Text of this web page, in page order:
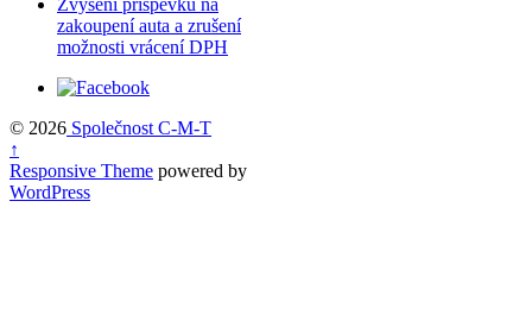
Zvýšení příspěvku na
zakoupení auta a zrušení
možnosti vrácení DPH
© 2026 Společnost C-M-T
↑
Responsive Theme powered by
WordPress